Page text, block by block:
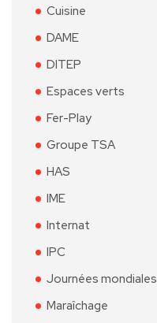
Cuisine
DAME
DITEP
Espaces verts
Fer-Play
Groupe TSA
HAS
IME
Internat
IPC
Journées mondiales
Maraîchage